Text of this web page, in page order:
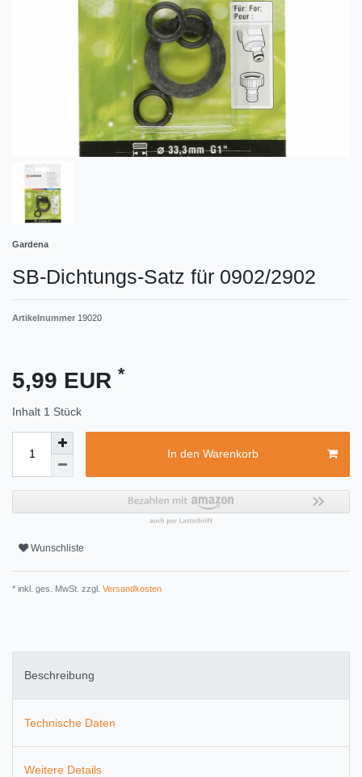
Gardena
SB-Dichtungs-Satz für 0902/2902
Artikelnummer 19020
5,99 EUR *
Inhalt 1 Stück
In den Warenkorb
Wunschliste
* inkl. ges. MwSt. zzgl. Versandkosten
Beschreibung
Technische Daten
Weitere Details